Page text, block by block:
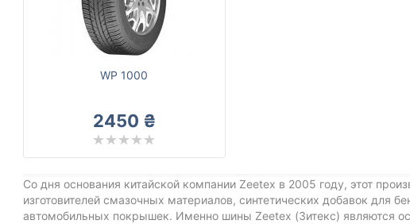
WP 1000
2450 ₴
Со дня основания китайской компании Zeetex в 2005 году, этот
изготовителей смазочных материалов, синтетических добавок для
автомобильных покрышек. Именно шины Zeetex (Зитекс) являются